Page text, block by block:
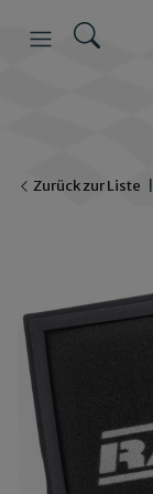
Zurück zur Liste